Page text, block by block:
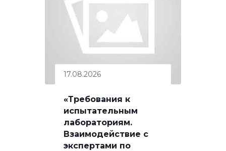
17.08.2026
«Требования к
испытательным
лабораториям.
Взаимодействие с
экспертами по